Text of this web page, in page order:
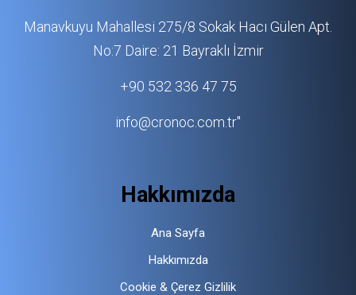
Manavkuyu Mahallesi 275/8 Sokak Hacı Gülen Apt.
No:7 Daire: 21 Bayraklı İzmir
+90 532 336 47 75
info@cronoc.com.tr"
Hakkımızda
Ana Sayfa
Hakkımızda
Cookie & Çerez Gizlilik